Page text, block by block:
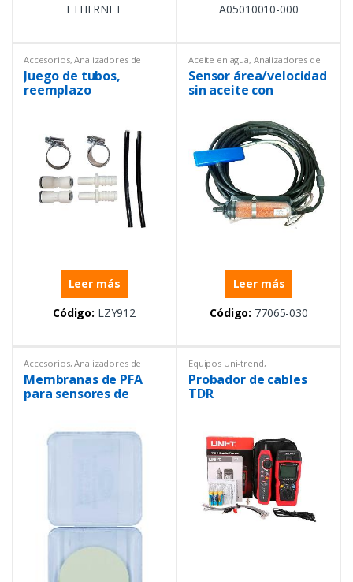
ETHERNET
A05010010-000
Accesorios,Analizadores de
líquidos Instrumentación y
Procesos ,Sensores
Juego de tubos,
reemplazo
Leer más
Código: LZY912
Aceite en agua, Analizadores de
líquidos Instrumentación y
Procesos, Nivel,Sensores
Sensor área/velocidad
sin aceite con
a 10 pies cable de 30
Leer más
Código: 77065-030
Accesorios,Analizadores de
líquidos , Conductividad,
Instrumentación y Procesos,
Sensores
Membranas de PFA
para sensores de
Equipos Uni-trend,
Instrumentación y Procesos
Probadores de batería
Probador de cables
TDR